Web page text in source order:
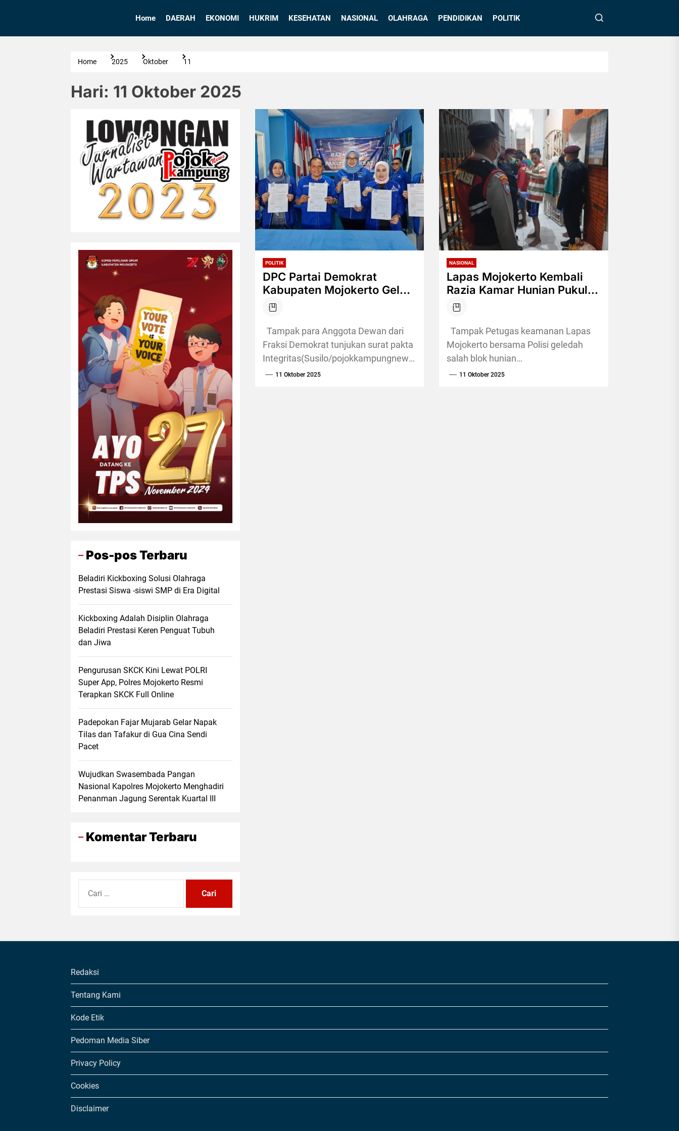
Home DAERAH EKONOMI HUKRIM KESEHATAN NASIONAL OLAHRAGA PENDIDIKAN POLITIK
Home 2025 Oktober 11
Hari: 11 Oktober 2025
POLITIK
DPC Partai Demokrat
Kabupaten Mojokerto Gelar
Pleno dan Teken Pakta
Integritas,Teguhkan
Soliditas
Tampak para Anggota Dewan dari
Fraksi Demokrat tunjukan surat pakta
Integritas(Susilo/pojokkampungnews.com)
Pojokkampung,Mojokerto –Dewan
11 Oktober 2025
NASIONAL
Lapas Mojokerto Kembali
Razia Kamar Hunian Pukul
00:00 Malam,Pelaksanaan
Serentak Rutan Se-
Indonesia
Tampak Petugas keamanan Lapas
Mojokerto bersama Polisi geledah
salah blok hunian
narapidana(Susilo/pojokkampungnews.com)
11 Oktober 2025
Pos-pos Terbaru
Beladiri Kickboxing Solusi Olahraga
Prestasi Siswa -siswi SMP di Era Digital
Kickboxing Adalah Disiplin Olahraga
Beladiri Prestasi Keren Penguat Tubuh
dan Jiwa
Pengurusan SKCK Kini Lewat POLRI
Super App, Polres Mojokerto Resmi
Terapkan SKCK Full Online
Padepokan Fajar Mujarab Gelar Napak
Tilas dan Tafakur di Gua Cina Sendi
Pacet
Wujudkan Swasembada Pangan
Nasional Kapolres Mojokerto Menghadiri
Penanman Jagung Serentak Kuartal III
Komentar Terbaru
untuk:
Redaksi
Tentang Kami
Kode Etik
Pedoman Media Siber
Privacy Policy
Cookies
Disclaimer